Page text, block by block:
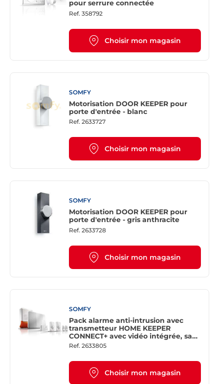
pour serrure connectée
Ref. 358792
Choisir mon magasin
SOMFY
Motorisation DOOR KEEPER pour
porte d'entrée - blanc
Ref. 2633727
Choisir mon magasin
SOMFY
Motorisation DOOR KEEPER pour
porte d'entrée - gris anthracite
Ref. 2633728
Choisir mon magasin
SOMFY
Pack alarme anti-intrusion avec
transmetteur HOME KEEPER
CONNECT+ avec vidéo intégrée, sans
fil
Ref. 2633805
Choisir mon magasin